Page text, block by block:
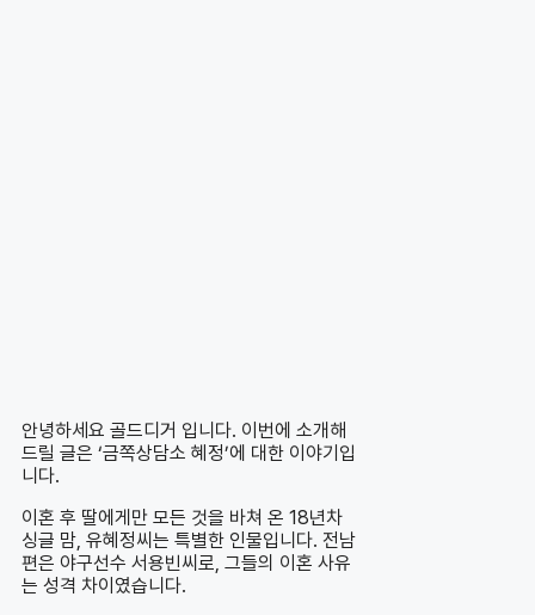
안녕하세요 골드디거 입니다. 이번에 소개해
드릴 글은 ‘금쪽상담소 혜정’에 대한 이야기입
니다.
이혼 후 딸에게만 모든 것을 바쳐 온 18년차
싱글 맘, 유혜정씨는 특별한 인물입니다. 전남
편은 야구선수 서용빈씨로, 그들의 이혼 사유
는 성격 차이였습니다.